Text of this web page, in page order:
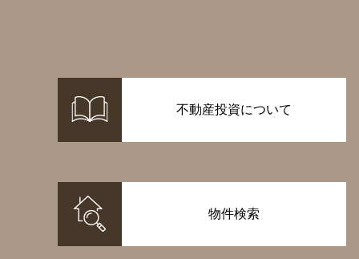
不動産投資について
物件検索